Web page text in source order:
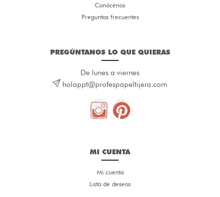
Conócenos
Preguntas frecuentes
PREGÚNTANOS LO QUE QUIERAS
De lunes a viernes
holappt@profespapeltijera.com
MI CUENTA
Mi cuenta
Lista de deseos